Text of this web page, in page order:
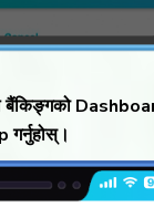
बैंकिङ्गको